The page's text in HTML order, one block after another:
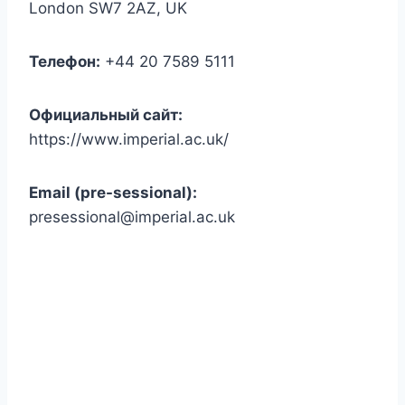
London SW7 2AZ, UK
Телефон: +44 20 7589 5111
Официальный сайт:
https://www.imperial.ac.uk/
Email (pre-sessional):
presessional@imperial.ac.uk